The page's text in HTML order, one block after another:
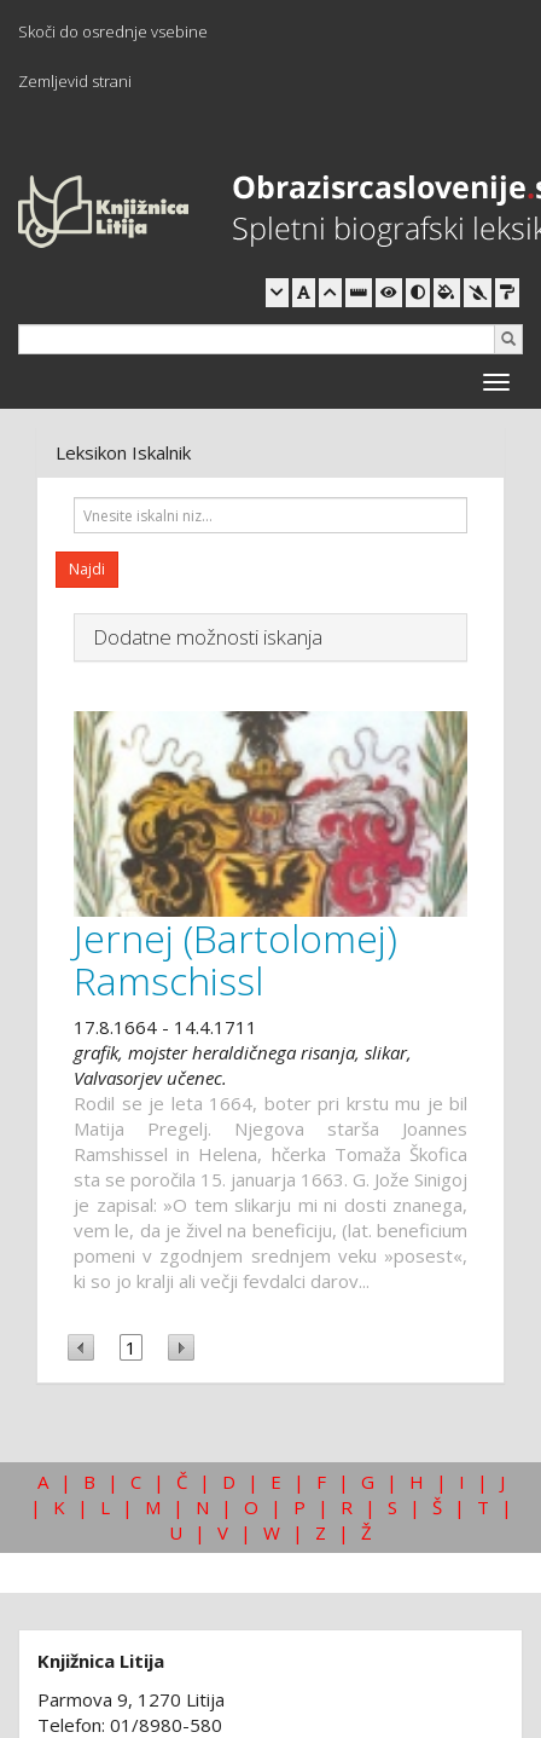
Skoči do osrednje vsebine
Zemljevid strani
Toggle
Leksikon Iskalnik
Dodatne možnosti iskanja
Jernej (Bartolomej)
Ramschissl
17.8.1664 - 14.4.1711
grafik, mojster heraldičnega risanja, slikar,
Valvasorjev učenec.
Rodil se je leta 1664, boter pri krstu mu je bil
Matija Pregelj. Njegova starša Joannes
Ramshissel in Helena, hčerka Tomaža Škofica
sta se poročila 15. januarja 1663. G. Jože Sinigoj
je zapisal: »O tem slikarju mi ni dosti znanega,
vem le, da je živel na beneficiju, (lat. beneficium
pomeni v zgodnjem srednjem veku »posest«,
ki so jo kralji ali večji fevdalci darov...
1
A | B | C | Č | D | E | F | G | H | I |
J
|
K | L | M | N | O | P | R | S | Š | T
|
U
| V | W | Z | Ž
Knjižnica Litija
Parmova 9, 1270 Litija
Telefon: 01/8980-580